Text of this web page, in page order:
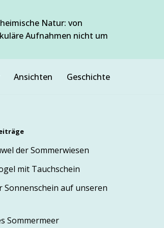
Natur: von
Aufnahmen nicht um
Ansichten Geschichte
der Sommerwiesen
mit Tauchschein
Sonnenschein auf unseren
Sommermeer